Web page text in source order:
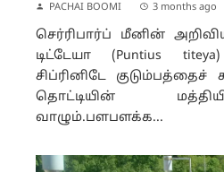
PACHAI BOOMI 3 months ago
செர்ரிபார்ப் மீனின்
டிட்டேயா (Puntius
சிப்ரினிடே
தொட்டியின்
வாழும்.பளபளக்க...